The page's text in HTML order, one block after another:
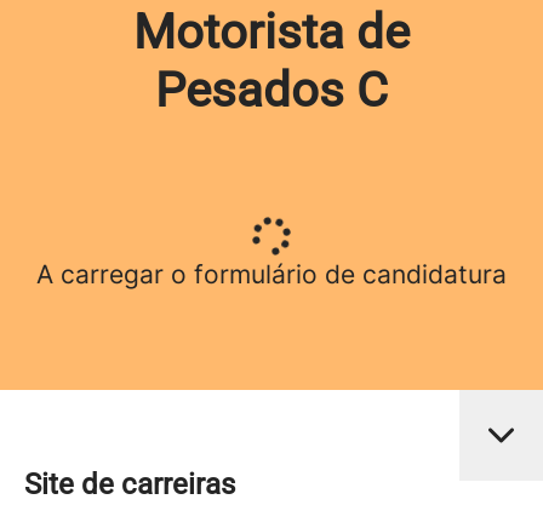
Motorista de
Pesados C
A carregar o formulário de candidatura
Site de carreiras